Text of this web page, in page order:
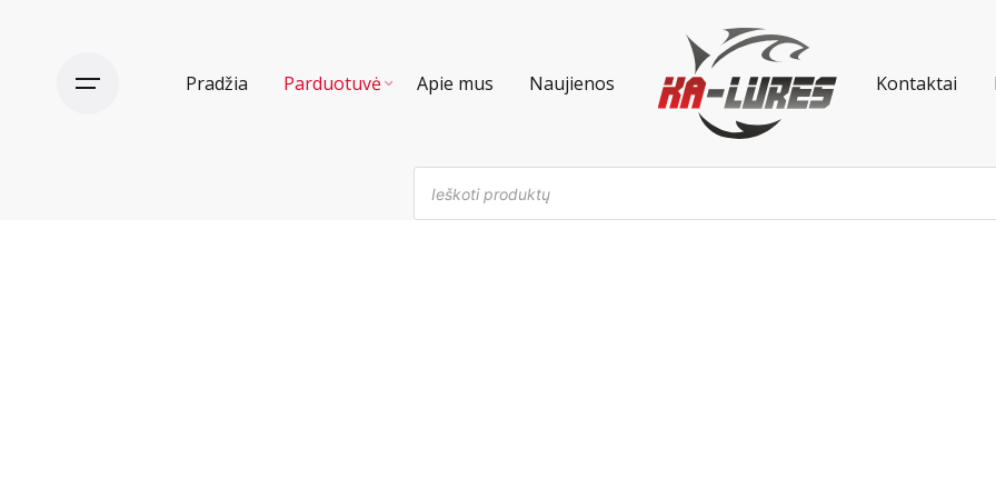
Pradžia Parduotuvė Apie mus Naujienos Kontaktai
Products
search